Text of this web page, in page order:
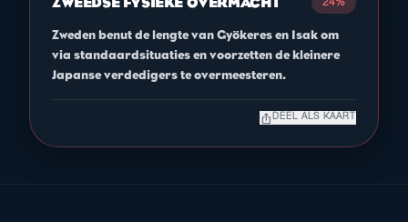
24%
Zweden benut de lengte van Gyökeres en Isak om
via standaardsituaties en voorzetten de kleinere
Japanse verdedigers te overmeesteren.
ios_share DEEL ALS KAART